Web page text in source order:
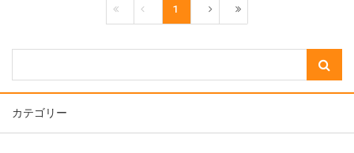
1
カテゴリー